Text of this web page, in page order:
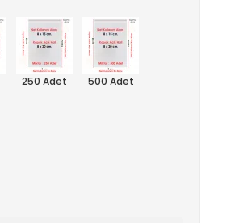
250 Adet 500 Adet